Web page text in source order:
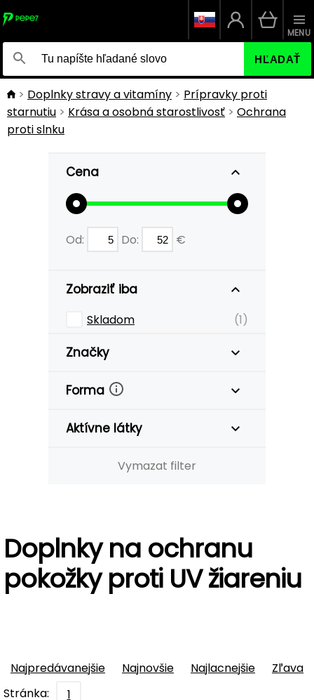
HĽADAŤ
MENU
Doplnky stravy a vitamíny
Prípravky proti
starnutiu
Krása a osobná starostlivosť
Ochrana
proti slnku
Cena
Od: Do: €
Zobraziť iba
Skladom (1)
Značky
Forma
Aktívne látky
Vymazat filter
Doplnky na ochranu
pokožky proti UV žiareniu
Najpredávanejšie Najnovšie Najlacnejšie
Zľava
Stránka:
1